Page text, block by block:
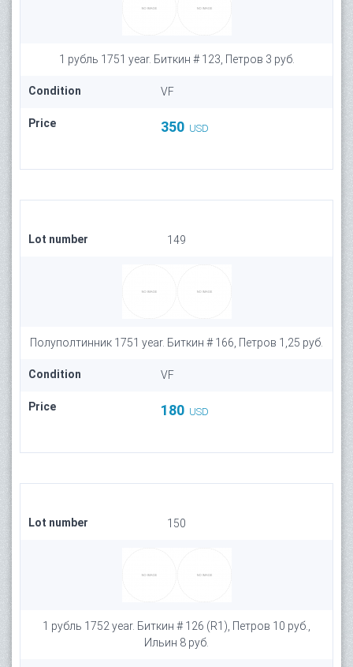
1 рубль 1751 year. Биткин # 123, Петров 3 руб.
Condition VF
Price 350 USD
Lot number 149
Полуполтинник 1751 year. Биткин # 166, Петров 1,25 руб.
Condition VF
Price 180 USD
Lot number 150
1 рубль 1752 year. Биткин # 126 (R1), Петров 10 руб.,
Ильин 8 руб.